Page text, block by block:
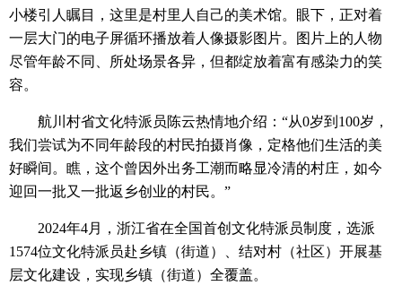
小楼引人瞩目，这里是村里人自己的美术馆。眼下，正对着
一层大门的电子屏循环播放着人像摄影图片。图片上的人物
尽管年龄不同、所处场景各异，但都绽放着富有感染力的笑
容。
航川村省文化特派员陈云热情地介绍：“从0岁到100岁，
我们尝试为不同年龄段的村民拍摄肖像，定格他们生活的美
好瞬间。瞧，这个曾因外出务工潮而略显冷清的村庄，如今
迎回一批又一批返乡创业的村民。”
2024年4月，浙江省在全国首创文化特派员制度，选派
1574位文化特派员赴乡镇（街道）、结对村（社区）开展基
层文化建设，实现乡镇（街道）全覆盖。